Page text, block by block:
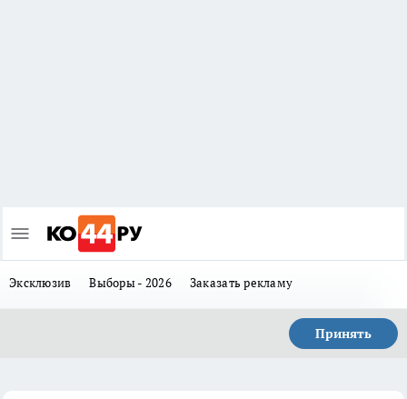
Эксклюзив Выборы - 2026 Заказать рекламу
Принять